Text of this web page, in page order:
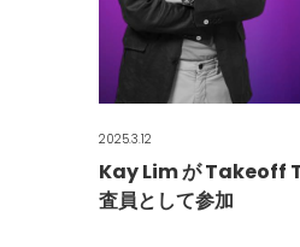
2025.3.12
Kay Lim が Takeoff
査員として参加